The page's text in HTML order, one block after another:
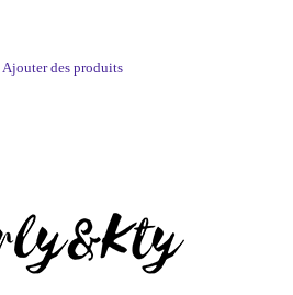
Ajouter des produits